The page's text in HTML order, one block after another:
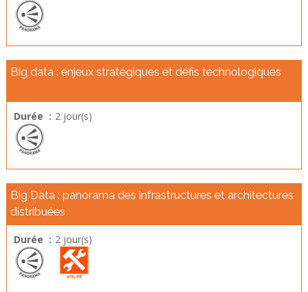
Big data : enjeux stratégiques et défis technologiques
Durée : 2 jour(s)
Big Data : panorama des infrastructures et architectures
distribuées
Durée : 2 jour(s)